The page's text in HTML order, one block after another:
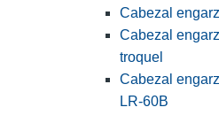
Cabezal
Cabezal
troquel
Cabezal
LR-60B